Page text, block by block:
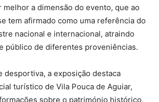
melhor a dimensão do evento, que ao
tem afirmado como uma referência do
nacional e internacional, atraindo
público de diferentes proveniências.
desportiva, a exposição destaca
turístico de Vila Pouca de Aguiar,
sobre o património histórico,